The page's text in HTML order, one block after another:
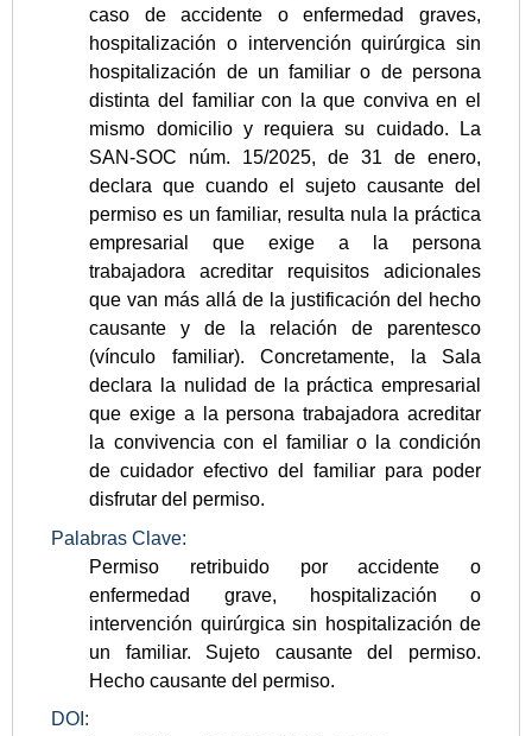
caso de accidente o enfermedad graves,
hospitalización o intervención quirúrgica sin
hospitalización de un familiar o de persona
distinta del familiar con la que conviva en el
mismo domicilio y requiera su cuidado. La
SAN-SOC núm. 15/2025, de 31 de enero,
declara que cuando el sujeto causante del
permiso es un familiar, resulta nula la práctica
empresarial que exige a la persona
trabajadora acreditar requisitos adicionales
que van más allá de la justificación del hecho
causante y de la relación de parentesco
(vínculo familiar). Concretamente, la Sala
declara la nulidad de la práctica empresarial
que exige a la persona trabajadora acreditar
la convivencia con el familiar o la condición
de cuidador efectivo del familiar para poder
disfrutar del permiso.
Palabras Clave:
Permiso retribuido por accidente o
enfermedad grave, hospitalización o
intervención quirúrgica sin hospitalización de
un familiar. Sujeto causante del permiso.
Hecho causante del permiso.
DOI: